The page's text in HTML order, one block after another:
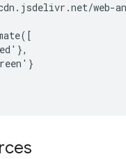
web-